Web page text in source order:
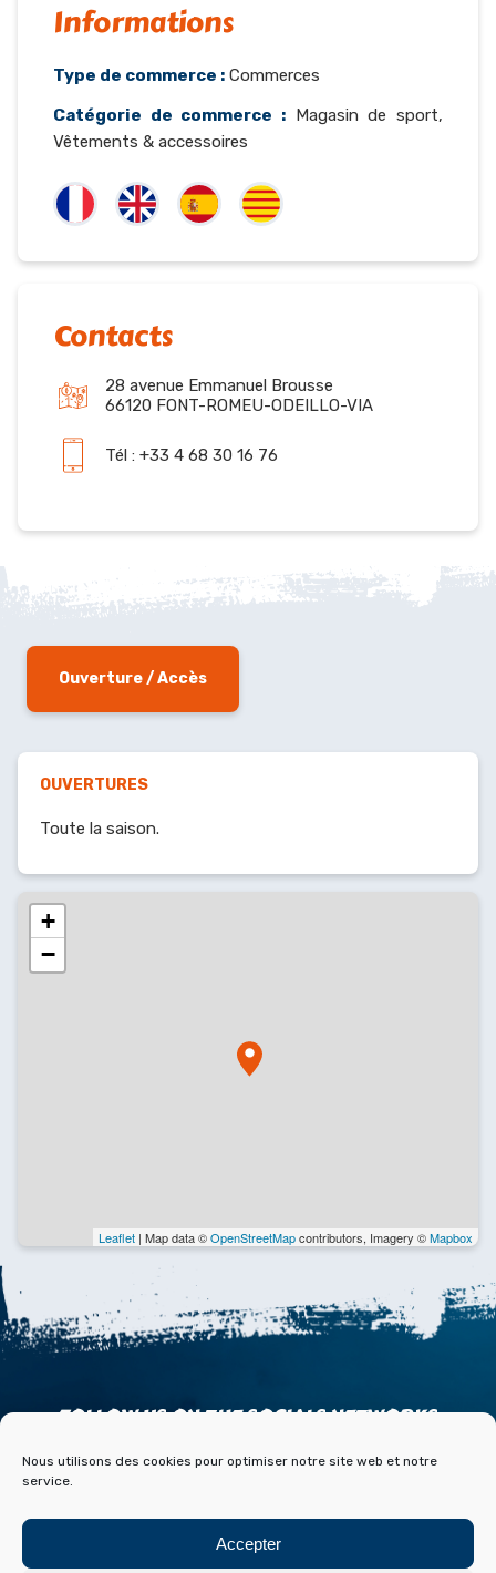
Nous utilisons des cookies pour optimiser notre site web et notre
service.
Accepter
Informations
Type de commerce : Commerces
Catégorie de commerce : Magasin de sport,
Vêtements & accessoires
Contacts
28 avenue Emmanuel Brousse
66120 FONT-ROMEU-ODEILLO-VIA
Tél : +33 4 68 30 16 76
Ouverture / Accès
OUVERTURES
Toute la saison.
+
−
Leaflet | Map data ©OpenStreetMapcontributors, Imagery ©Mapbox
FOLLOW US ON THE SOCIALS NETWORKS